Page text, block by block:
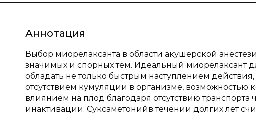
Аннотация
Выбор миорелаксанта в области акушерской
значимых и спорных тем. Идеальный миорелаксант
обладать не только быстрым наступлением
отсутствием кумуляции в организме,
влиянием на плод благодаря отсутствию
инактивации. Суксаметонийв течении долгих лет